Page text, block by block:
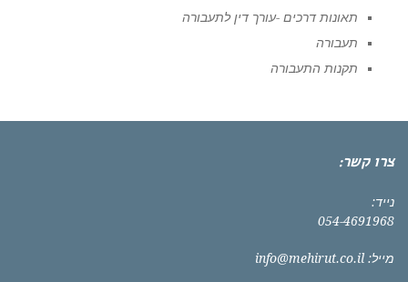
תאונות דרכים -עורך דין לתעבורה
תעבורה
תקנות התעבורה
צרו קשר:
נייד:
054-4691968
מייל: info@mehirut.co.il